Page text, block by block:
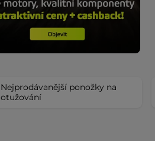
Nejprodávanější ponožky na
otužování